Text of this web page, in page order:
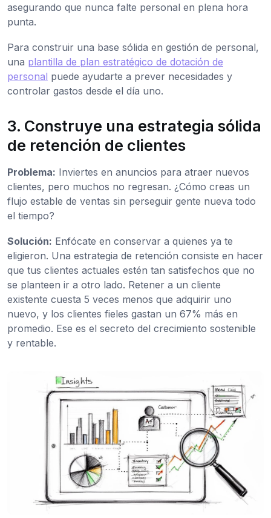
asegurando que nunca falte personal en plena hora
punta.
Para construir una base sólida en gestión de personal,
una plantilla de plan estratégico de dotación de
personal puede ayudarte a prever necesidades y
controlar gastos desde el día uno.
3. Construye una estrategia sólida
de retención de clientes
Problema: Inviertes en anuncios para atraer nuevos
clientes, pero muchos no regresan. ¿Cómo creas un
flujo estable de ventas sin perseguir gente nueva todo
el tiempo?
Solución: Enfócate en conservar a quienes ya te
eligieron. Una estrategia de retención consiste en hacer
que tus clientes actuales estén tan satisfechos que no
se planteen ir a otro lado. Retener a un cliente
existente cuesta 5 veces menos que adquirir uno
nuevo, y los clientes fieles gastan un 67% más en
promedio. Ese es el secreto del crecimiento sostenible
y rentable.